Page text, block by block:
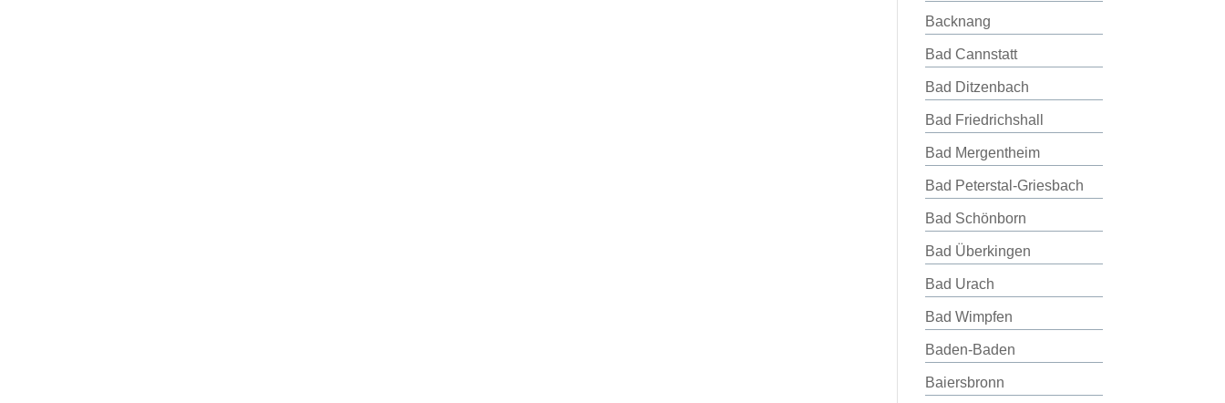
Backnang
Bad Cannstatt
Bad Ditzenbach
Bad Friedrichshall
Bad Mergentheim
Bad Peterstal-Griesbach
Bad Schönborn
Bad Überkingen
Bad Urach
Bad Wimpfen
Baden-Baden
Baiersbronn